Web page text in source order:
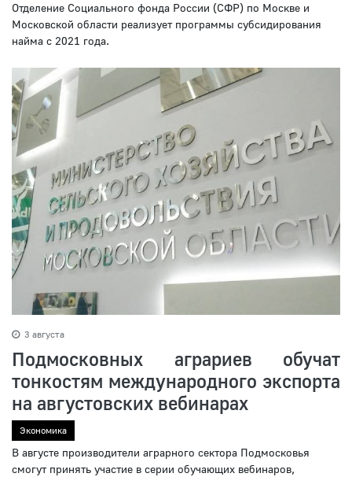
Отделение Социального фонда России (СФР) по Москве и
Московской области реализует программы субсидирования
найма с 2021 года.
3 августа
Подмосковных аграриев обучат
тонкостям международного экспорта
на августовских вебинарах
Экономика
В августе производители аграрного сектора Подмосковья
смогут принять участие в серии обучающих вебинаров,